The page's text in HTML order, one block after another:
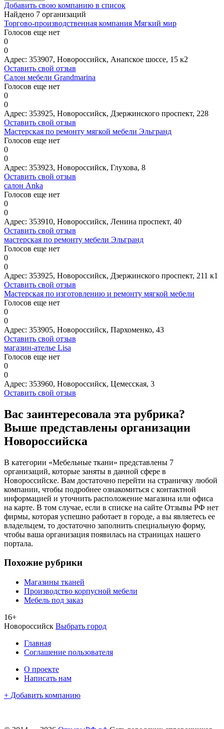
Добавить свою компанию в список
Найдено 7 организаций
Торгово-производственная компания Мягкий мир
Голосов еще нет
0
0
Адрес: 353907, Новороссийск, Анапское шоссе, 15 к2
Оставить свой отзыв
Салон мебели Grandmarina
Голосов еще нет
0
0
Адрес: 353925, Новороссийск, Дзержинского проспект, 228
Оставить свой отзыв
Мастерская по ремонту мягкой мебели Эльгранд
Голосов еще нет
0
0
Адрес: 353923, Новороссийск, Глухова, 8
Оставить свой отзыв
салон Anka
Голосов еще нет
0
0
Адрес: 353910, Новороссийск, Ленина проспект, 40
Оставить свой отзыв
мастерская по ремонту мебели Эльгранд
Голосов еще нет
0
0
Адрес: 353925, Новороссийск, Дзержинского проспект, 211 к1
Оставить свой отзыв
Мастерская по изготовлению и ремонту мягкой мебели
Голосов еще нет
0
0
Адрес: 353905, Новороссийск, Пархоменко, 43
Оставить свой отзыв
магазин-ателье Lisa
Голосов еще нет
0
0
Адрес: 353960, Новороссийск, Цемесская, 3
Оставить свой отзыв
Вас заинтересовала эта рубрика?
Выше представлены организации
Новороссийска
В категории «Мебельные ткани» представлены 7
организаций, которые заняты в данной сфере в
Новороссийске. Вам достаточно перейти на страничку любой
компании, чтобы подробнее ознакомиться с контактной
информацией и уточнить расположение магазина или офиса
на карте. В том случае, если в списке на сайте Отзывы РФ нет
фирмы, которая успешно работает в городе, а вы являетесь ее
владельцем, то достаточно заполнить специальную форму,
чтобы ваша организация появилась на страницах нашего
портала.
Похожие рубрики
Магазины тканей
Производство корпусной мебели
Мебель под заказ
16+
Новороссийск Выбрать город
Главная
Соглашение пользователя
О проекте
Написать нам
+ Добавить компанию